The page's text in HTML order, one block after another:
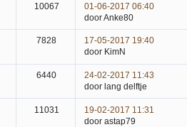
10067
01-06-2017 06:40
door Anke80
7828
17-05-2017 19:40
door KimN
6440
24-02-2017 11:43
door lang delftje
11031
19-02-2017 11:31
door astap79